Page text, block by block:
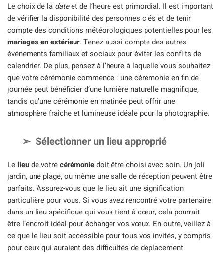
Le choix de la dateet de l’heure est primordial. Il est important
de vérifier la disponibilité des personnes clés et de tenir
compte des conditions météorologiques potentielles pour les
mariages en extérieur. Tenez aussi compte des autres
événements familiaux et sociaux pour éviter les conflits de
calendrier. De plus, pensez à l’heure à laquelle vous souhaitez
que votre cérémonie commence : une cérémonie en fin de
journée peut bénéficier d’une lumière naturelle magnifique,
tandis qu’une cérémonie en matinée peut offrir une
atmosphère fraîche et lumineuse idéale pour la photographie.
Sélectionner un lieu approprié
Le lieude votrecérémoniedoit être choisi avec soin. Un joli
jardin, une plage, ou même une salle de réception peuvent être
parfaits. Assurez-vous que le lieu ait une signification
particulière pour vous. Si vous avez rencontré votre partenaire
dans un lieu spécifique qui vous tient à cœur, cela pourrait
être l’endroit idéal pour échanger vos vœux. En outre, veillez à
ce que le lieu soit accessible pour tous vos invités, y compris
pour ceux qui auraient des difficultés de déplacement.